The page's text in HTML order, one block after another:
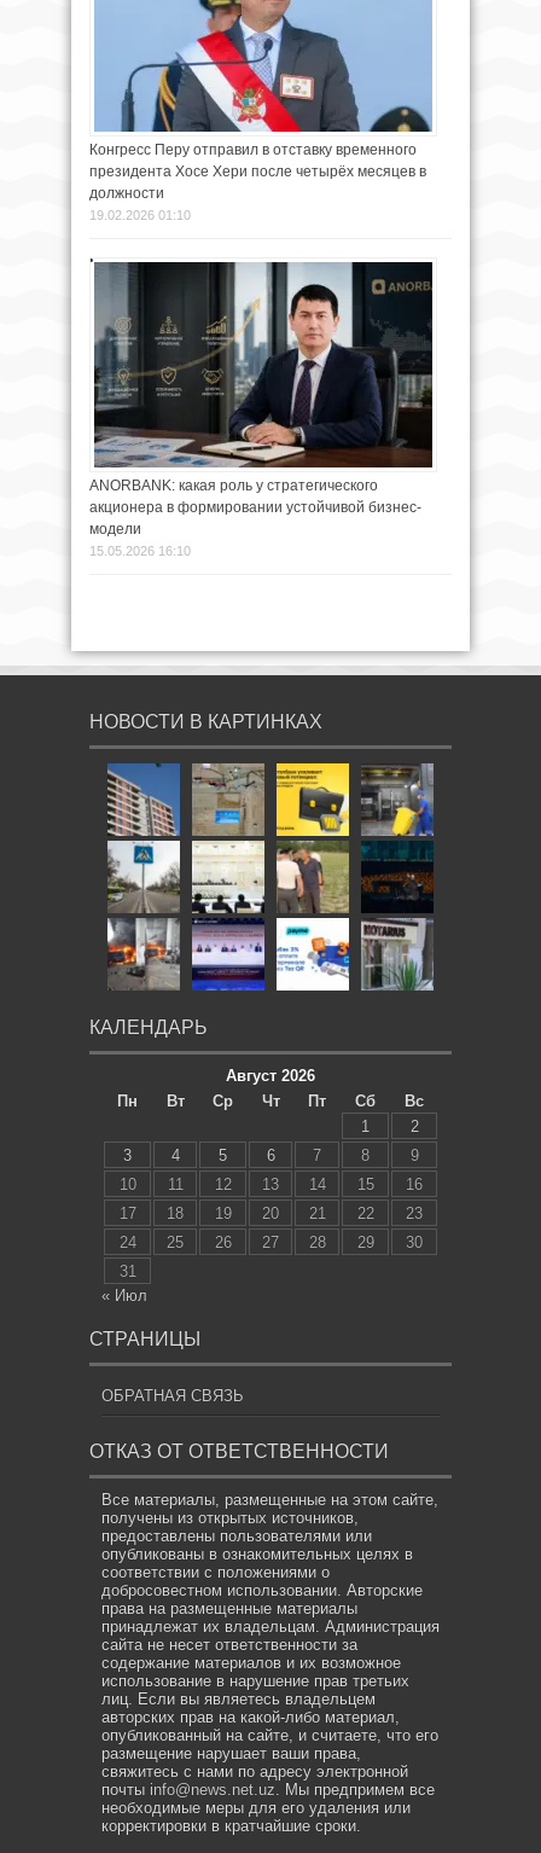
Конгресс Перу отправил в отставку временного
президента Хосе Хери после четырёх месяцев в
должности
19.02.2026 01:10
ANORBANK: какая роль у стратегического
акционера в формировании устойчивой бизнес-
модели
15.05.2026 16:10
НОВОСТИ В КАРТИНКАХ
КАЛЕНДАРЬ
Август 2026
Пн
Вт Ср Чт Пт Сб
Вс
1
2
3
4 5 6 7 8
9
10
11 12 13 14 15
16
17
18 19 20 21 22
23
24
25 26 27 28 29
30
31
« Июл
СТРАНИЦЫ
ОБРАТНАЯ СВЯЗЬ
ОТКАЗ ОТ ОТВЕТСТВЕННОСТИ
Все материалы, размещенные на этом сайте,
получены из открытых источников,
предоставлены пользователями или
опубликованы в ознакомительных целях в
соответствии с положениями о
добросовестном использовании. Авторские
права на размещенные материалы
принадлежат их владельцам. Администрация
сайта не несет ответственности за
содержание материалов и их возможное
использование в нарушение прав третьих
лиц. Если вы являетесь владельцем
авторских прав на какой-либо материал,
опубликованный на сайте, и считаете, что его
размещение нарушает ваши права,
свяжитесь с нами по адресу электронной
почты info@news.net.uz. Мы предпримем все
необходимые меры для его удаления или
корректировки в кратчайшие сроки.